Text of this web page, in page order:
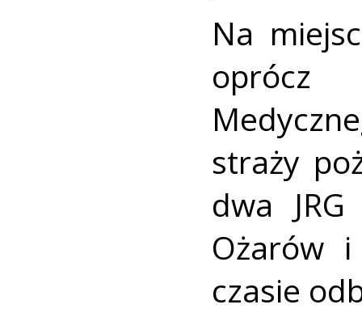
Na
oprócz
straży
dwa
Ożarów
czasie